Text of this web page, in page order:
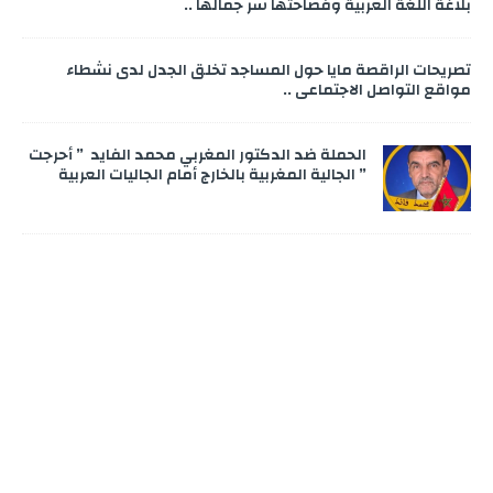
تصريحات الراقصة مايا حول المساجد تخلق الجدل لدى نشطاء
مواقع التواصل الاجتماعي ..
الحملة ضد الدكتور المغربي محمد الفايد ” أحرجت
” الجالية المغربية بالخارج أمام الجاليات العربية